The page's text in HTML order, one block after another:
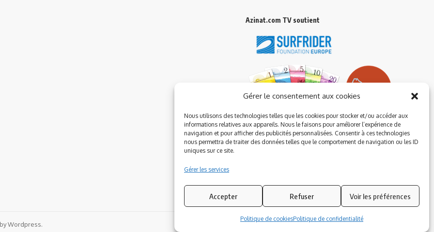
Gérer le consentement aux cookies
Nous utilisons des technologies telles que les cookies pour stocker et/ou accéder aux
informations relatives aux appareils. Nous le faisons pour améliorer l’expérience de
navigation et pour afficher des publicités personnalisées. Consentir à ces technologies
nous permettra de traiter des données telles que le comportement de navigation ou les ID
uniques sur ce site.
Gérer les services
Accepter Refuser Voir les préférences
Politique de cookiesPolitique de confidentialité
Azinat.com TV soutient
Suivez-nous
Wordpress.